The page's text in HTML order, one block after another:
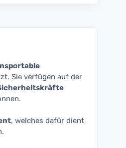
Sie verfügen auf der
, welches dafür dient